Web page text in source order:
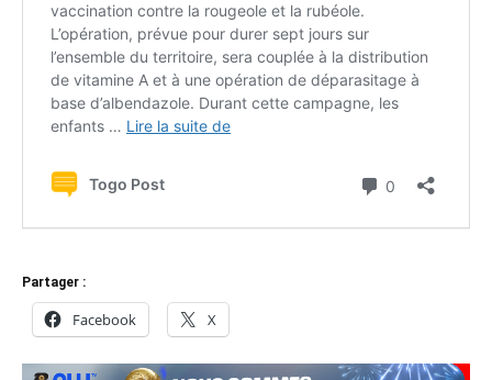
Partager :
Facebook X